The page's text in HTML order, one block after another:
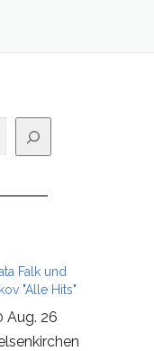
Falk und
"Alle Hits"
Aug. 26